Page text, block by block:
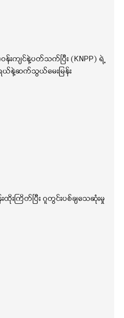
းကျင်နဲ့ပတ်သက်ပြီး (KNPP) ရဲ့
ယ်နဲ့ဆက်သွယ်မေးမြန်း
ထိုးကြိတ်ပြီး ဂူတွင်းပစ်ချသေဆုံးမှု